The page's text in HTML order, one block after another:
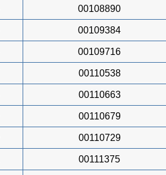
00108890
00109384
00109716
00110538
00110663
00110679
00110729
00111375